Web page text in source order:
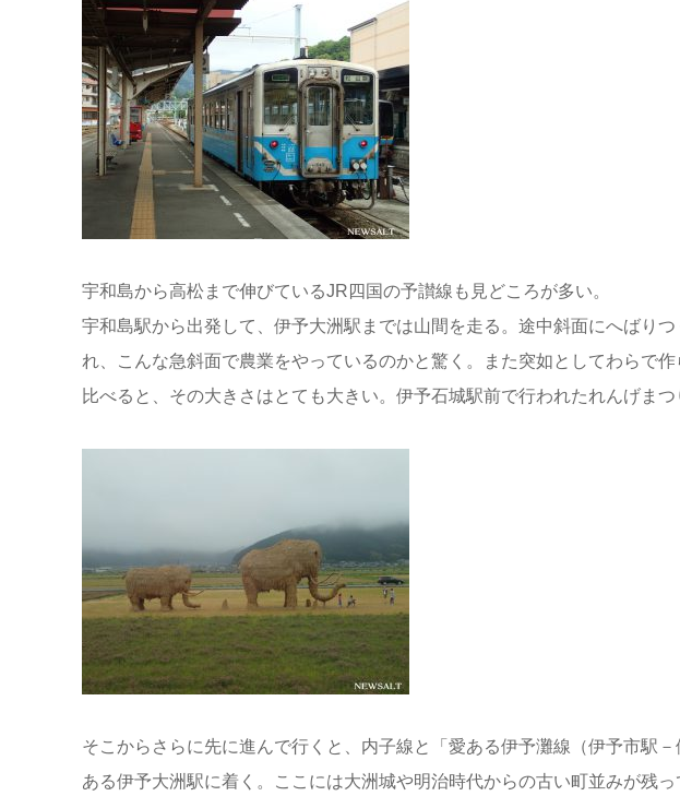
宇和島から高松まで伸びているJR四国の予讃線も見どころが多い。
宇和島駅から出発して、伊予大洲駅までは山間を走る。途中斜面にへばり
れ、こんな急斜面で農業をやっているのかと驚く。また突如としてわらで
比べると、その大きさはとても大きい。伊予石城駅前で行われたれんげまつ
そこからさらに先に進んで行くと、内子線と「愛ある伊予灘線（伊予市駅
ある伊予大洲駅に着く。ここには大洲城や明治時代からの古い町並みが残